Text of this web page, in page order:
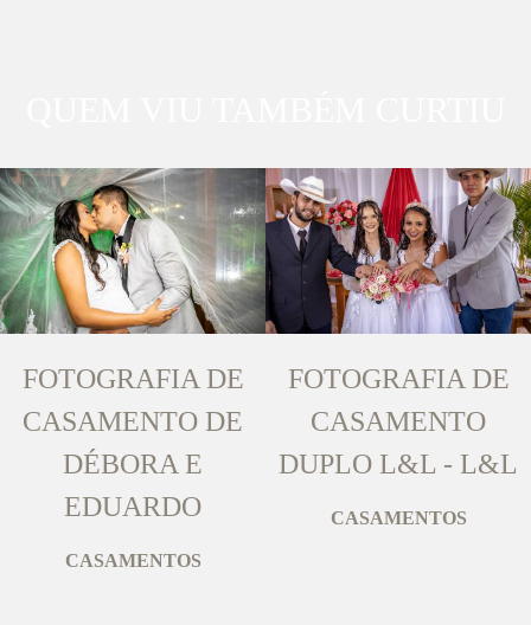
FOTOGRAFIA DE
CASAMENTO DE
DÉBORA E
EDUARDO
CASAMENTOS
FOTOGRAFIA DE
CASAMENTO
DUPLO L&L - L&L
CASAMENTOS